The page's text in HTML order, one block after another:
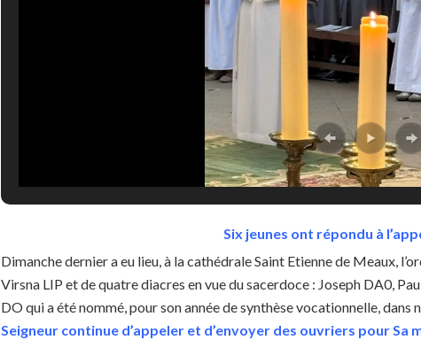
Six jeunes ont répondu à
Dimanche dernier a eu lieu, à la cathédrale Saint Etienne de Meaux,
Virsna LIP et de quatre diacres en vue du sacerdoce : Joseph DA0,
DO qui a été nommé, pour son année de synthèse vocationnelle,
Seigneur continue d’appeler et d’envoyer des ouvriers pour Sa